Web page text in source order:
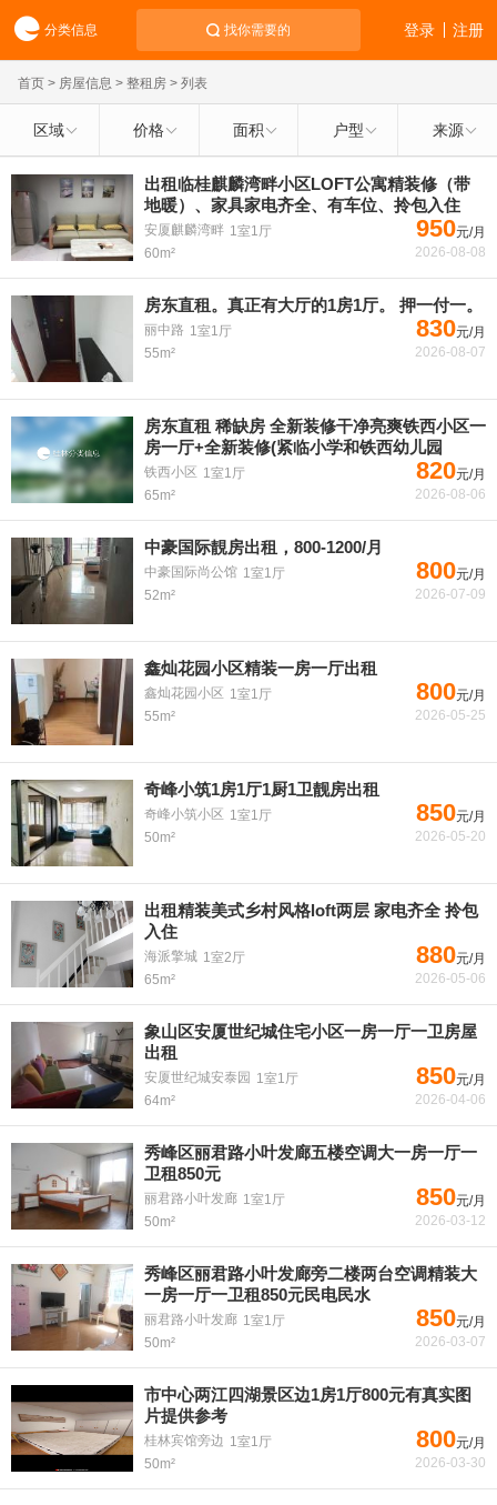
分类信息 找你需要的 注册
登录
首页 > 房屋信息 > 整租房 > 列表
区域 价格 面积 户型 来源
出租临桂麒麟湾畔小区LOFT公寓精装修（带
地暖）、家具家电齐全、有车位、拎包入住
安厦麒麟湾畔 1室1厅
60m²
950元/月
2026-08-08
房东直租。真正有大厅的1房1厅。 押一付一。
丽中路 1室1厅
55m²
830元/月
2026-08-07
房东直租 稀缺房 全新装修干净亮爽铁西小区一
房一厅+全新装修(紧临小学和铁西幼儿园
铁西小区 1室1厅
65m²
820元/月
2026-08-06
中豪国际靚房出租，800-1200/月
中豪国际尚公馆 1室1厅
52m²
800元/月
2026-07-09
鑫灿花园小区精装一房一厅出租
鑫灿花园小区 1室1厅
55m²
800元/月
2026-05-25
奇峰小筑1房1厅1厨1卫靓房出租
奇峰小筑小区 1室1厅
50m²
850元/月
2026-05-20
出租精装美式乡村风格loft两层 家电齐全 拎包
入住
海派擎城 1室2厅
65m²
880元/月
2026-05-06
象山区安厦世纪城住宅小区一房一厅一卫房屋
出租
安厦世纪城安泰园 1室1厅
64m²
850元/月
2026-04-06
秀峰区丽君路小叶发廊五楼空调大一房一厅一
卫租850元
丽君路小叶发廊 1室1厅
50m²
850元/月
2026-03-12
秀峰区丽君路小叶发廊旁二楼两台空调精装大
一房一厅一卫租850元民电民水
丽君路小叶发廊 1室1厅
50m²
850元/月
2026-03-07
市中心两江四湖景区边1房1厅800元有真实图
片提供参考
桂林宾馆旁边 1室1厅
50m²
800元/月
2026-03-30